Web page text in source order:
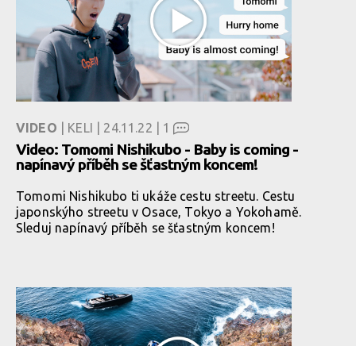
VIDEO | KELI | 24.11.22 | 1
Video: Tomomi Nishikubo - Baby is coming -
napínavý příběh se šťastným koncem!
Tomomi Nishikubo ti ukáže cestu streetu. Cestu
japonskýho streetu v Osace, Tokyo a Yokohamě.
Sleduj napínavý příběh se šťastným koncem!